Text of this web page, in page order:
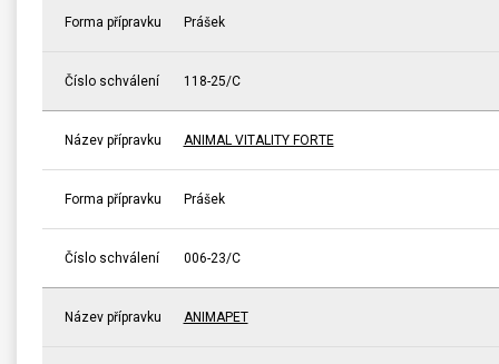
Forma přípravku Prášek
Číslo schválení 118-25/C
Název přípravku ANIMAL VITALITY FORTE
Forma přípravku Prášek
Číslo schválení 006-23/C
Název přípravku ANIMAPET